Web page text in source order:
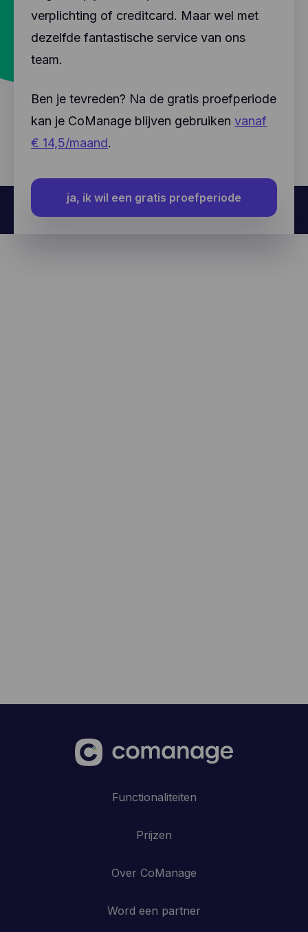
verplichting of creditcard. Maar wel met
dezelfde fantastische service van ons
team.
Ben je tevreden? Na de gratis proefperiode
kan je CoManage blijven gebruiken vanaf
€ 14,5/maand.
ja, ik wil een gratis proefperiode
Functionaliteiten
Prijzen
Over CoManage
Word een partner